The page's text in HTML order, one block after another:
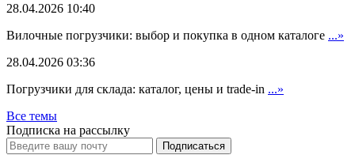
28.04.2026 10:40
Вилочные погрузчики: выбор и покупка в одном каталоге ...»
28.04.2026 03:36
Погрузчики для склада: каталог, цены и trade-in ...»
Все темы
Подписка на рассылку